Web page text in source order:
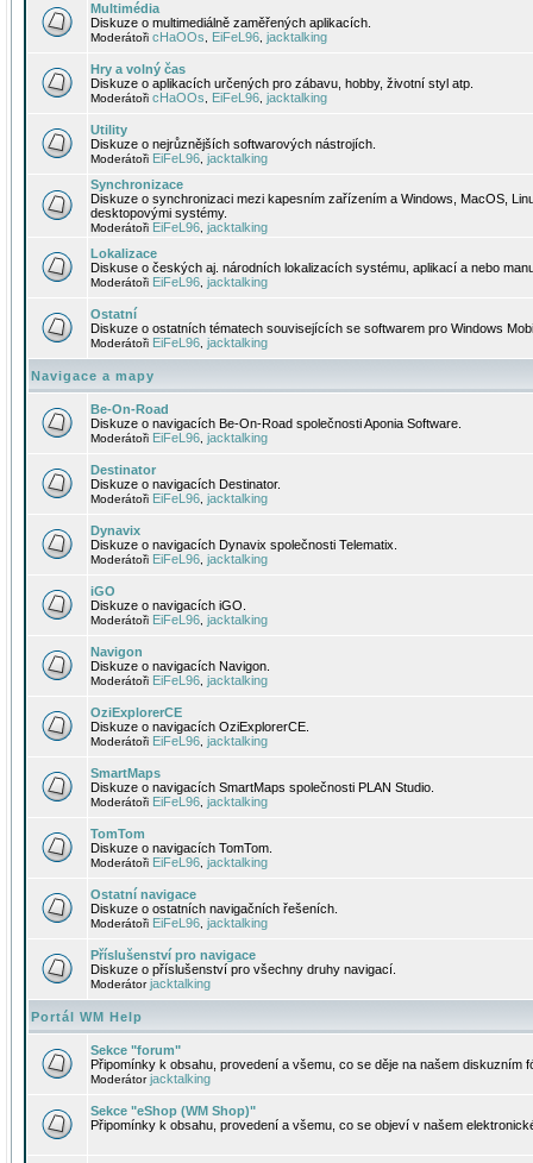
Multimédia
Diskuze o multimediálně zaměřených aplikacích.
Moderátoři cHaOOs EiFeL96 jacktalking
Hry a volný čas
Diskuze o aplikacích určených pro zábavu, hobby, životní styl atp.
Moderátoři cHaOOs EiFeL96 jacktalking
Utility
Diskuze o nejrůznějších softwarových nástrojích.
Moderátoři EiFeL96 jacktalking
Synchronizace
Diskuze o synchronizaci mezi kapesním zařízením a Windows, MacOS,
desktopovými systémy.
Moderátoři EiFeL96 jacktalking
Lokalizace
Diskuse o českých aj. národních lokalizacích systému, aplikací a nebo
Moderátoři EiFeL96 jacktalking
Ostatní
Diskuze o ostatních tématech souvisejících se softwarem pro Windows
Moderátoři EiFeL96 jacktalking
Navigace a mapy
Be-On-Road
Diskuze o navigacích Be-On-Road společnosti Aponia Software.
Moderátoři EiFeL96 jacktalking
Destinator
Diskuze o navigacích Destinator.
Moderátoři EiFeL96 jacktalking
Dynavix
Diskuze o navigacích Dynavix společnosti Telematix.
Moderátoři EiFeL96 jacktalking
iGO
Diskuze o navigacích iGO.
Moderátoři EiFeL96 jacktalking
Navigon
Diskuze o navigacích Navigon.
Moderátoři EiFeL96 jacktalking
OziExplorerCE
Diskuze o navigacích OziExplorerCE.
Moderátoři EiFeL96 jacktalking
SmartMaps
Diskuze o navigacích SmartMaps společnosti PLAN Studio.
Moderátoři EiFeL96 jacktalking
TomTom
Diskuze o navigacích TomTom.
Moderátoři EiFeL96 jacktalking
Ostatní navigace
Diskuze o ostatních navigačních řešeních.
Moderátoři EiFeL96 jacktalking
Příslušenství pro navigace
Diskuze o příslušenství pro všechny druhy navigací.
Moderátorjacktalking
Portál WM Help
Sekce "forum"
Připomínky k obsahu, provedení a všemu, co se děje na našem diskuzním
Moderátorjacktalking
Sekce "eShop (WM Shop)"
Připomínky k obsahu, provedení a všemu, co se objeví v našem